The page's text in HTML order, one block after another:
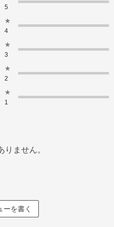
5
★
4
★
3
★
2
★
1
りません。
ーを書く